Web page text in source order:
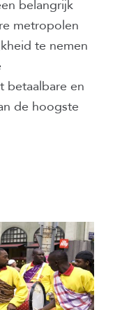
belangrijk
metropolen
te nemen
betaalbare en
de hoogste